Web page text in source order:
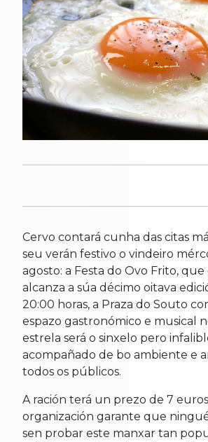
Cervo contará cunha das citas
seu verán festivo o vindeiro
agosto: a Festa do Ovo Frito, que
alcanza a súa décimo oitava
20:00 horas, a Praza do Souto
espazo gastronómico e musical
estrela será o sinxelo pero
acompañado de bo ambiente e
todos os públicos.
A ración terá un prezo de 7
organización garante que
sen probar este manxar tan